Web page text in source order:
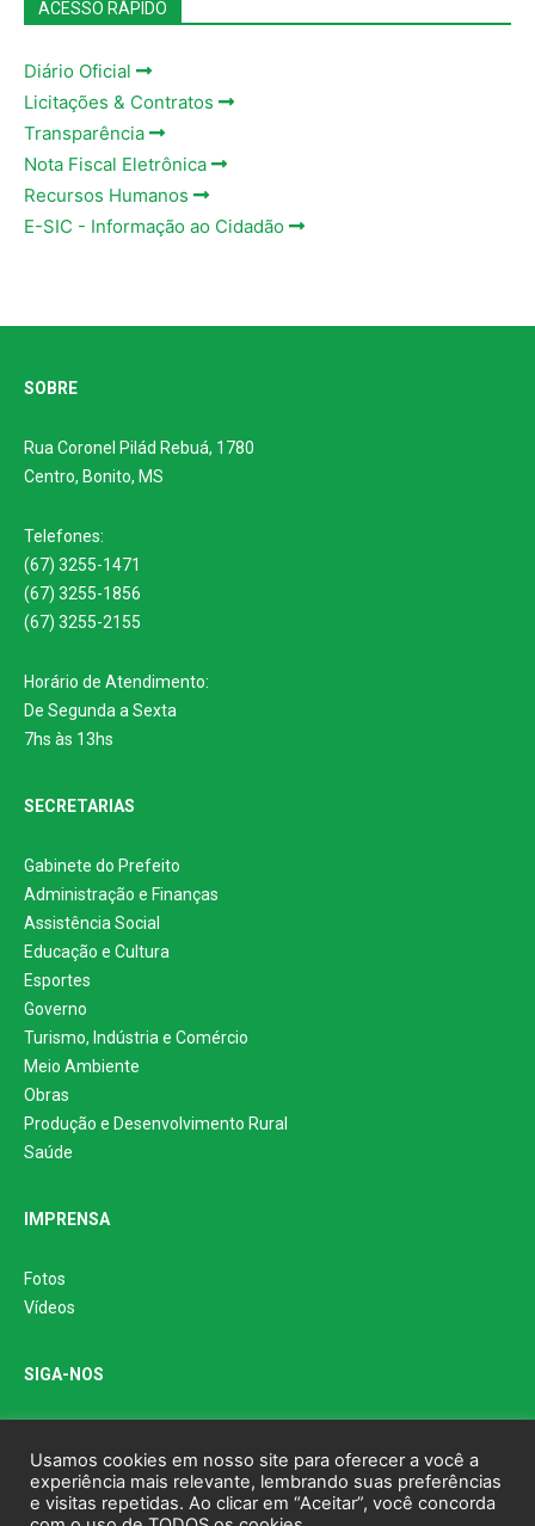
ACESSO RÁPIDO
Diário Oficial
Licitações & Contratos
Transparência
Nota Fiscal Eletrônica
Recursos Humanos
E-SIC - Informação ao Cidadão
SOBRE
Rua Coronel Pilád Rebuá, 1780
Centro, Bonito, MS
Telefones:
(67) 3255-1471
(67) 3255-1856
(67) 3255-2155
Horário de Atendimento:
De Segunda a Sexta
7hs às 13hs
SECRETARIAS
Gabinete do Prefeito
Administração e Finanças
Assistência Social
Educação e Cultura
Esportes
Governo
Turismo, Indústria e Comércio
Meio Ambiente
Obras
Produção e Desenvolvimento Rural
Saúde
IMPRENSA
Fotos
Vídeos
SIGA-NOS
Usamos cookies em nosso site para oferecer a você a
experiência mais relevante, lembrando suas preferências
e visitas repetidas. Ao clicar em “Aceitar”, você concorda